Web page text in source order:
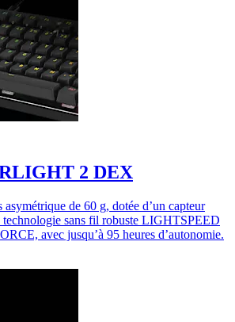
2 DEX
de 60 g, dotée d’un capteur
sans fil robuste LIGHTSPEED
avec jusqu’à 95 heures d’autonomie.